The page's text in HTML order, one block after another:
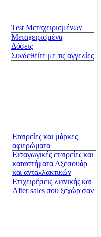
Test Μεταχειρισμένων
Μεταχειρισμένα
Δόσεις
Συνδεθείτε με τις αγγελίες
Εταιρείες και μάρκες
αφιερώματα
Εισαγωγικές εταιρείες και
καταστήματα Αξεσουάρ
και ανταλλακτικών
Επιχειρήσεις λιανικής και
After sales που ξεχώρισαν